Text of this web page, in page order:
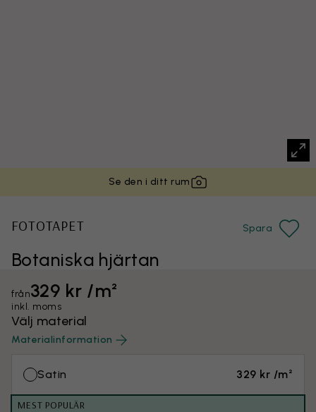
Se den i ditt rum
Botaniska hjärtan
FOTOTAPET Spara
från329 kr /m²
inkl. moms
Välj material
Materialinformation
Satin 329 kr /m²
MEST POPULÄR